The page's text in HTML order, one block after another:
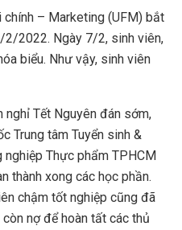
– Marketing (UFM) bắt
2022. Ngày 7/2, sinh viên,
biểu. Như vậy, sinh viên
nghỉ Tết Nguyên đán sớm,
Trung tâm Tuyển sinh &
nghiệp Thực phẩm TPHCM
thành xong các học phần.
chậm tốt nghiệp cũng đã
nợ để hoàn tất các thủ